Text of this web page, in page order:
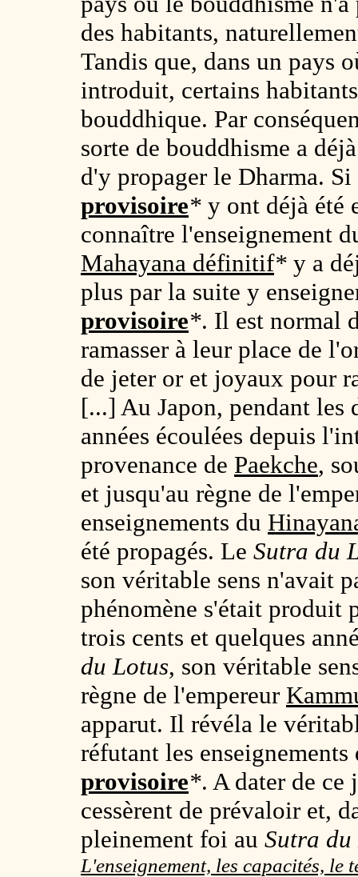
des habitants,
Tandis que, dans un pays
introduit, certains
bouddhique. Par
sorte de bouddhisme a
d'y propager le Dharma.
provisoire* y ont déjà été
connaître l'enseignement
Mahayana définitif* y a
plus par la suite y
provisoire*. Il est normal
ramasser à leur place de
de jeter or et joyaux pour
[...] Au Japon, pendant les
années écoulées depuis
provenance de Paekche,
et jusqu'au règne de
enseignements du
été propagés. Le Sutra du
son véritable sens n'avait
phénomène s'était produit
trois cents et quelques
du Lotus, son véritable
règne de l'empereur
apparut. Il révéla le
réfutant les
provisoire*. A dater de
cessèrent de prévaloir et,
pleinement foi au Sutra du
L'enseignement, les capacités, le